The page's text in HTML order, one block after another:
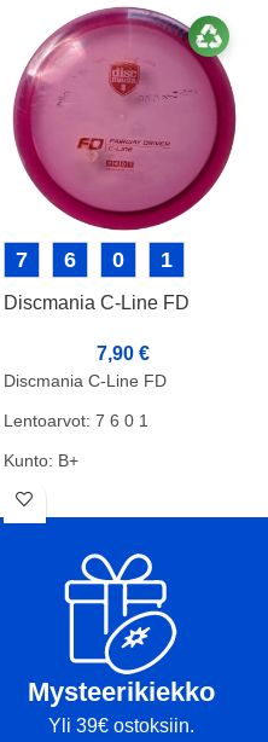
7 6 0 1
Discmania C-Line FD
7,90€
Discmania C-Line FD
Lentoarvot: 7 6 0 1
Kunto: B+
Paino: 173g
Mysteerikiekko
Yli 39€ ostoksiin.